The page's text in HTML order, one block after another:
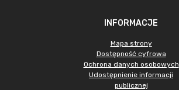
INFORMACJE
Mapa strony
Dostępność cyfrowa
Ochrona danych osobowych
Udostępnienie informacji
publicznej